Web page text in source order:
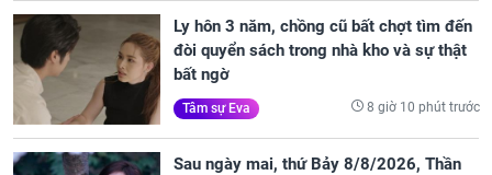
Ly hôn 3 năm, chồng cũ bất chợt tìm đến
đòi quyển sách trong nhà kho và sự thật
bất ngờ
Tâm sự Eva 8 giờ 10 phút trước
Sau ngày mai, thứ Bảy 8/8/2026, Thần